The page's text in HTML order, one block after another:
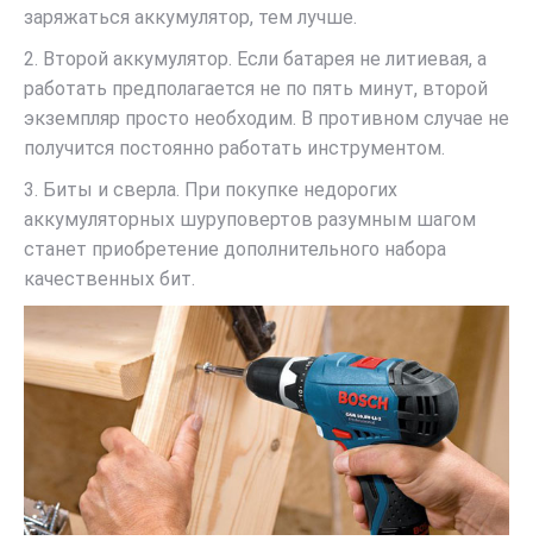
заряжаться аккумулятор, тем лучше.
2. Второй аккумулятор. Если батарея не литиевая, а
работать предполагается не по пять минут, второй
экземпляр просто необходим. В противном случае не
получится постоянно работать инструментом.
3. Биты и сверла. При покупке недорогих
аккумуляторных шуруповертов разумным шагом
станет приобретение дополнительного набора
качественных бит.